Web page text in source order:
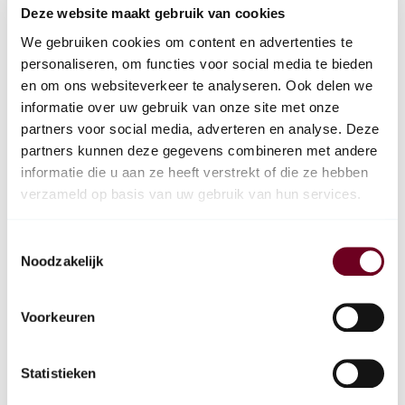
Deze website maakt gebruik van cookies
We gebruiken cookies om content en advertenties te
personaliseren, om functies voor social media te bieden
en om ons websiteverkeer te analyseren. Ook delen we
informatie over uw gebruik van onze site met onze
partners voor social media, adverteren en analyse. Deze
partners kunnen deze gegevens combineren met andere
informatie die u aan ze heeft verstrekt of die ze hebben
verzameld op basis van uw gebruik van hun services.
Noodzakelijk
Voorkeuren
Statistieken
Samen maken we